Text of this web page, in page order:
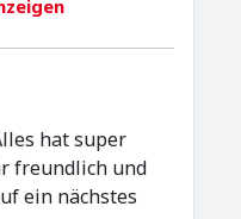
hat super
freundlich und
ein nächstes